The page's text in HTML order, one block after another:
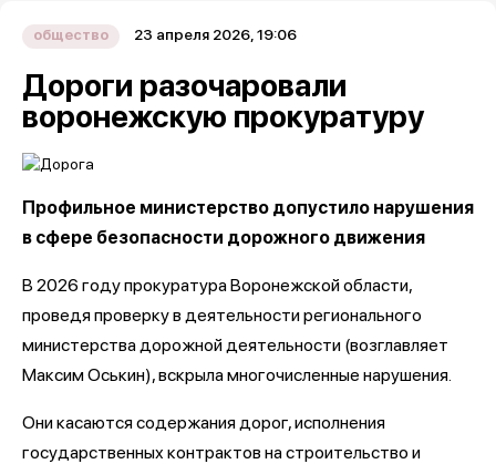
общество 23 апреля 2026, 19:06
Дороги разочаровали
воронежскую прокуратуру
Профильное министерство допустило нарушения
в сфере безопасности дорожного движения
В 2026 году прокуратура Воронежской области,
проведя проверку в деятельности регионального
министерства дорожной деятельности (возглавляет
Максим Оськин), вскрыла многочисленные нарушения.
Они касаются содержания дорог, исполнения
государственных контрактов на строительство и